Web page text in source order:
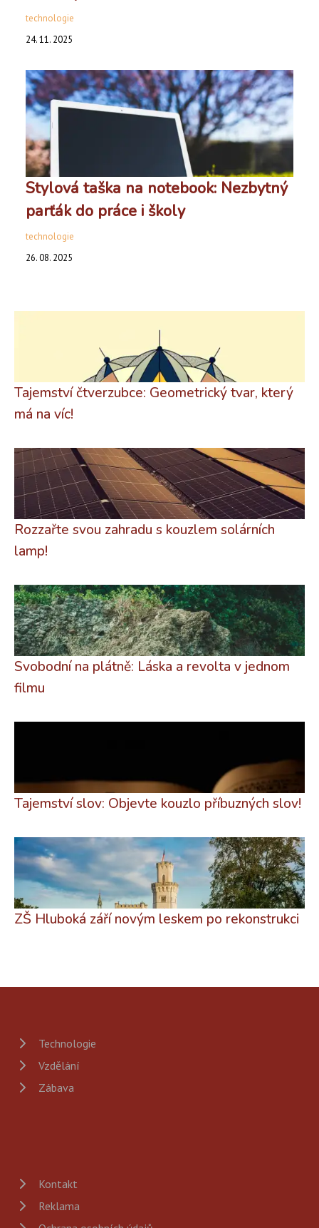
technologie
24. 11. 2025
Stylová taška na notebook: Nezbytný
parťák do práce i školy
technologie
26. 08. 2025
Tajemství čtverzubce: Geometrický tvar, který
má na víc!
Rozzařte svou zahradu s kouzlem solárních
lamp!
Svobodní na plátně: Láska a revolta v jednom
filmu
Tajemství slov: Objevte kouzlo příbuzných slov!
ZŠ Hluboká září novým leskem po rekonstrukci
Technologie
Vzdělání
Zábava
Kontakt
Reklama